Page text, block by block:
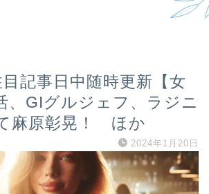
記事日中随時更新【女
、GIグルジェフ、ラジニ
麻原彰晃！ ほか
2024年1月20日